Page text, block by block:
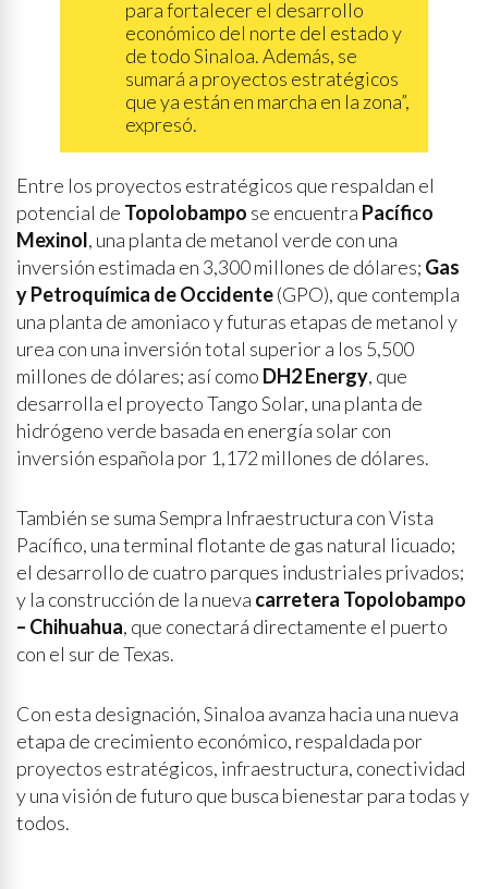
para fortalecer el desarrollo
económico del norte del estado y
de todo Sinaloa. Además, se
sumará a proyectos estratégicos
que ya están en marcha en la zona”,
expresó.
Entre los proyectos estratégicos que respaldan el
potencial de Topolobampo se encuentra Pacífico
Mexinol, una planta de metanol verde con una
inversión estimada en 3,300 millones de dólares; Gas
y Petroquímica de Occidente(GPO), que contempla
una planta de amoniaco y futuras etapas de metanol y
urea con una inversión total superior a los 5,500
millones de dólares; así como DH2 Energy, que
desarrolla el proyecto Tango Solar, una planta de
hidrógeno verde basada en energía solar con
inversión española por 1,172 millones de dólares.
También se suma Sempra Infraestructura con Vista
Pacífico, una terminal flotante de gas natural licuado;
el desarrollo de cuatro parques industriales privados;
y la construcción de la nueva carretera Topolobampo
– Chihuahua, que conectará directamente el puerto
con el sur de Texas.
Con esta designación, Sinaloa avanza hacia una nueva
etapa de crecimiento económico, respaldada por
proyectos estratégicos, infraestructura, conectividad
y una visión de futuro que busca bienestar para todas y
todos.